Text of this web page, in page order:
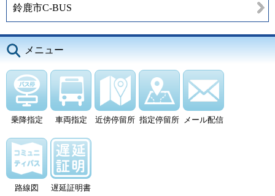
鈴鹿市C-BUS
メニュー
乗降指定 車両指定 近傍停留所 指定停留所 メール配信
路線図 遅延証明書